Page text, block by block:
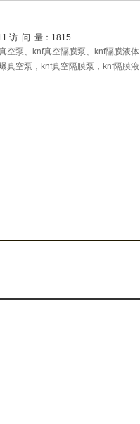
访 问 量： 1815
空泵、knf真空隔膜泵、knf隔膜液体
真空泵，knf真空隔膜泵，knf隔膜液